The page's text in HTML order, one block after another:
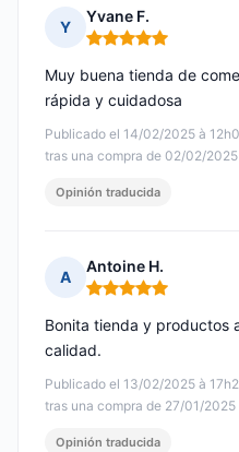
Y
Yvane F.
Nota: 5 de 5
Publicado el 14/02/2025 à
tras una compra de 02/02/2025
Muy buena tienda de
rápida y cuidadosa
Opinión traducida
A
Antoine H.
Nota: 5 de 5
Publicado el 13/02/2025 à
tras una compra de 27/01/2025
Bonita tienda y productos
calidad.
Opinión traducida